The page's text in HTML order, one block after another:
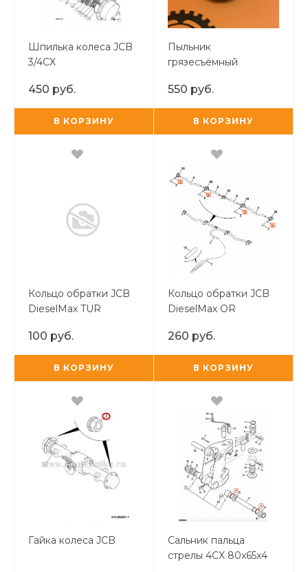
Шпилька колеса JCB
3/4CX
450 руб.
В КОРЗИНУ
Пыльник
грязесъёмный
TUR
550 руб.
В КОРЗИНУ
Кольцо обратки JCB
DieselMax TUR
100 руб.
В КОРЗИНУ
Кольцо обратки JCB
DieselMax OR
260 руб.
В КОРЗИНУ
Гайка колеса JCB
Сальник пальца
стрелы 4CX 80x65x4